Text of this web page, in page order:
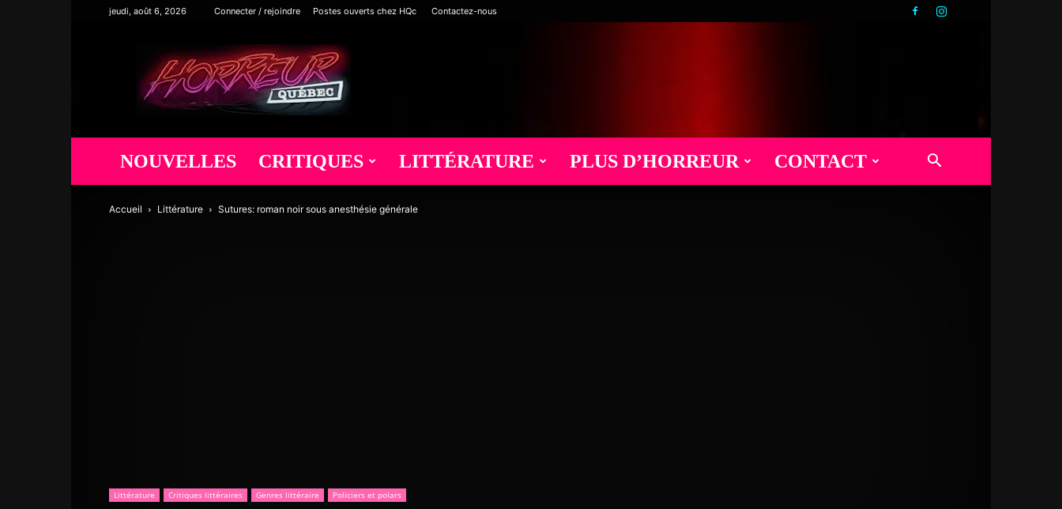
jeudi, août 6, 2026 Connecter / rejoindre Postes ouverts chez HQc Contactez-nous
Horreur
Québec
NOUVELLES CRITIQUES LITTÉRATURE PLUS D’HORREUR CONTACT
Accueil Littérature Sutures: roman noir sous anesthésie générale
Littérature Critiques littéraires Genres littéraire Policiers et polars